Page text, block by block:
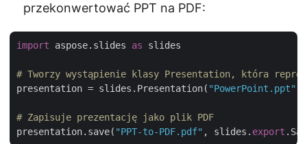
przekonwertować PPT na PDF:
import aspose.slides as slides
# Tworzy wystąpienie klasy Presentation, która
presentation = slides.Presentation( "PowerPoint.ppt"
# Zapisuje prezentację jako plik PDF
presentation.save( "PPT-to-PDF.pdf" , slides. export